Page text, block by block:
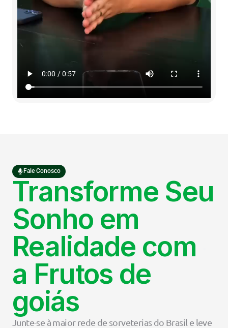
Fale Conosco
Transforme Seu
Sonho em
Realidade com
a Frutos de
goiás
Junte-se à maior rede de sorveterias do Brasil e leve